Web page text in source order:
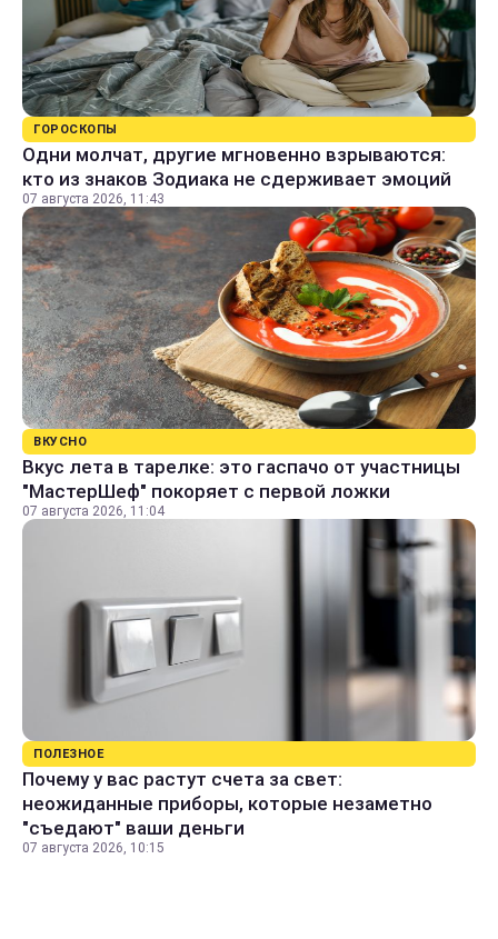
ГОРОСКОПЫ
Одни молчат, другие мгновенно взрываются:
кто из знаков Зодиака не сдерживает эмоций
07 августа 2026, 11:43
ВКУСНО
Вкус лета в тарелке: это гаспачо от участницы
"МастерШеф" покоряет с первой ложки
07 августа 2026, 11:04
ПОЛЕЗНОЕ
Почему у вас растут счета за свет:
неожиданные приборы, которые незаметно
"съедают" ваши деньги
07 августа 2026, 10:15